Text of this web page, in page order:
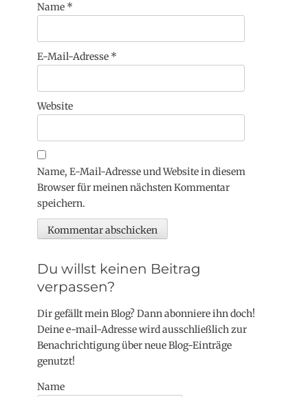
Name *
E-Mail-Adresse *
Website
Name, E-Mail-Adresse und Website in diesem
Browser für meinen nächsten Kommentar
speichern.
Du willst keinen Beitrag
verpassen?
Dir gefällt mein Blog? Dann abonniere ihn doch!
Deine e-mail-Adresse wird ausschließlich zur
Benachrichtigung über neue Blog-Einträge
genutzt!
Name